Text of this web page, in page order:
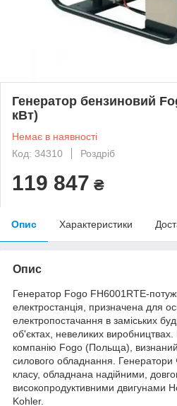
Генератор бензиновий
кВт)
Немає в наявності
Код: 34310
Роздріб
119 847 ₴
Опис Характеристики
Опис
Генератор Fogo FH6001RTE-
електростанція, призначена для
електропостачання в заміських
об'єктах, невеликих виробництвах.
компанію Fogo (Польща), визнаний
силового обладнання.
класу, обладнана надійними,
високопродуктивними двигунами
Kohler.